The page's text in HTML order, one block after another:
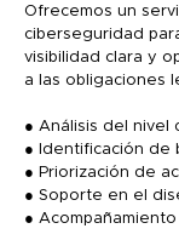
Ofrecemos un
ciberseguridad
visibilidad clara y
a las obligaciones
● Análisis del nivel
● Identificación de
● Priorización de
● Soporte en el
●